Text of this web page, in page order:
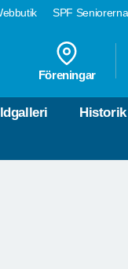
SPF
Föreningar
Historik